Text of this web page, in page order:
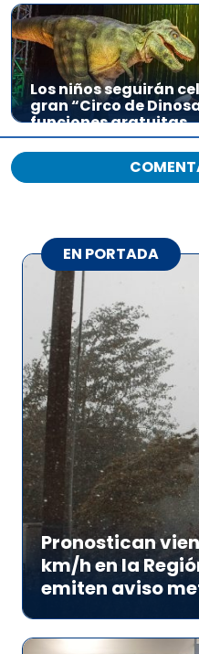
Los niños seguirán
gran “Circo de
funciones gratuitas
EN PORTADA
Pronostican
km/h en la
emiten aviso